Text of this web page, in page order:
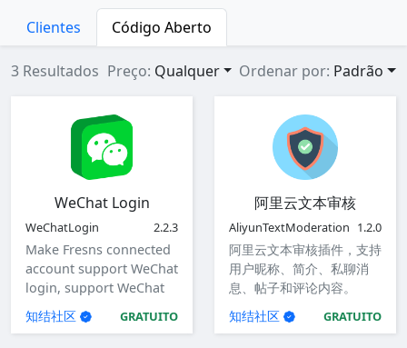
Clientes Código Aberto
3 Resultados Preço: Qualquer Ordenar por: Padrão
WeChat Login
WeChatLogin 2.2.3
Make Fresns connected
account support WeChat
login, support WeChat
login for website, mini
program, iOS app,
知结社区 GRATUITO
阿里云文本审核
AliyunTextModeration 1.2.0
阿里云文本审核插件，支持
用户昵称、简介、私聊消
息、帖子和评论内容。
知结社区
GRATUITO